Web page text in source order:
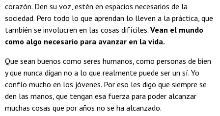
corazón. Den su voz, estén en espacios necesarios de la
sociedad. Pero todo lo que aprendan lo lleven a la práctica, que
también se involucren en las cosas difíciles. Vean el mundo
como algo necesario para avanzar en la vida.
Que sean buenos como seres humanos, como personas de bien
y que nunca digan no a lo que realmente puede ser un sí. Yo
confío mucho en los jóvenes. Por eso les digo que siempre se
den las manos, que tengan esa fuerza para poder alcanzar
muchas cosas que por años no se ha alcanzado.